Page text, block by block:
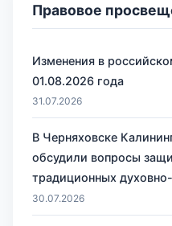
Правовое
Изменения в
01.08.2026 года
31.07.2026
В Черняховске
обсудили вопросы
традиционных
30.07.2026